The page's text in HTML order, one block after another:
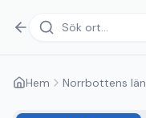
Hem Norrbottens län